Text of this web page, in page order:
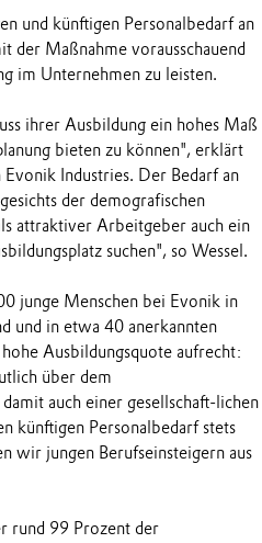
und künftigen Personalbedarf an
der Maßnahme vorausschauend
im Unternehmen zu leisten.
ihrer Ausbildung ein hohes Maß
bieten zu können", erklärt
Industries. Der Bedarf an
der demografischen
attraktiver Arbeitgeber auch ein
suchen", so Wessel.
junge Menschen bei Evonik in
und in etwa 40 anerkannten
Ausbildungsquote aufrecht:
über dem
auch einer gesellschaft-lichen
künftigen Personalbedarf stets
wir jungen Berufseinsteigern aus
rund 99 Prozent der